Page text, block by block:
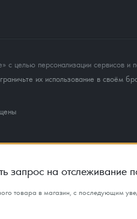
персонализации сервисов и
их использование в своём
запрос на отслеживание
товара в магазин, с последующим